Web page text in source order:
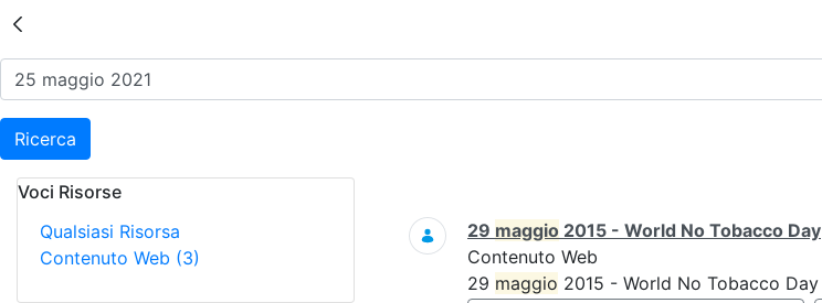
Risultati della Ricerca - Eventi
Ricerca
Voci Risorse
Qualsiasi Risorsa
Contenuto Web (3)
Ricerca
29 maggio 2015 - World No Tobacco Day
Contenuto Web
29 maggio 2015 - World No Tobacco Day